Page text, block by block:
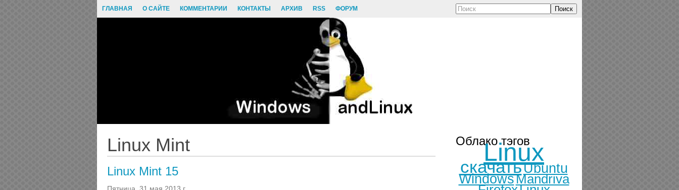
ГЛАВНАЯ О САЙТЕ КОММЕНТАРИИ КОНТАКТЫ АРХИВ RSS ФОРУМ Поиск
Linux Mint
Linux Mint 15
Облако тэгов
Linux
скачатьUbuntu
WindowsMandriva